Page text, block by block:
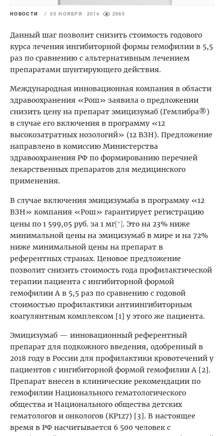
НОВОСТИ / 05 НОЯБРЯ 2019 2665
Данный шаг позволит снизить стоимость годового
курса лечения ингибиторной формы гемофилии в 5,5
раз по сравнению с альтернативным лечением
препаратами шунтирующего действия.
Международная инновационная компания в области
здравоохранения «Рош» заявила о предложении
снизить цену на препарат эмицизумаб (Гемлибра®)
в случае его включения в программу «12
высокозатратных нозологий» (12 ВЗН). Предложение
направлено в комиссию Министерства
здравоохранения РФ по формированию перечней
лекарственных препаратов для медицинского
применения.
В случае включения эмицизумаба в программу «12
ВЗН» компания «Рош» гарантирует регистрацию
цены по 1 599,05 руб. за 1 мг [*] . Это на 23% ниже
минимальной цены на эмицизумаб в мире и на 72%
ниже минимальной цены на препарат в
референтных странах. Ценовое предложение
позволит снизить стоимость года профилактической
терапии пациента с ингибиторной формой
гемофилии А в 5,5 раз по сравнению с годовой
стоимостью профилактики антиингибиторным
коагулянтным комплексом [1] у этого же пациента.
Эмицизумаб — инновационный референтный
препарат для подкожного введения, одобренный в
2018 году в России для профилактики кровотечений у
пациентов с ингибиторной формой гемофилии А [2].
Препарат внесен в клинические рекомендации по
гемофилии Национального гематологического
общества и Национального общества детских
гематологов и онкологов (КР127) [3]. В настоящее
время в РФ насчитывается 6 500 человек с